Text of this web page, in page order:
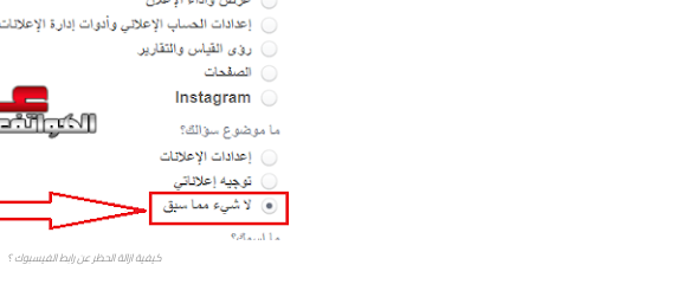
كيفية ازالة الحظر عن رابط الفيسبوك ؟